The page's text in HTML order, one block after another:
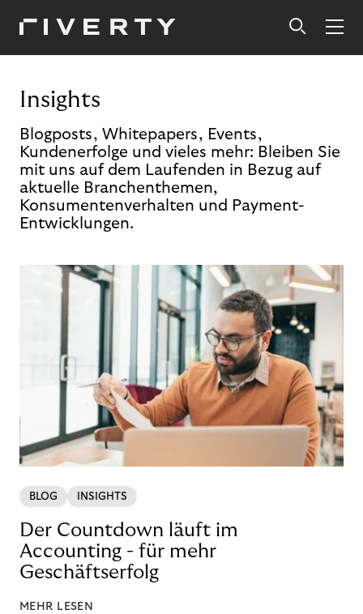
Insights
Blogposts, Whitepapers, Events,
Kundenerfolge und vieles mehr: Bleiben Sie
mit uns auf dem Laufenden in Bezug auf
aktuelle Branchenthemen,
Konsumentenverhalten und Payment-
Entwicklungen.
BLOG INSIGHTS
Der Countdown läuft im
Accounting - für mehr
Geschäftserfolg
MEHR LESEN